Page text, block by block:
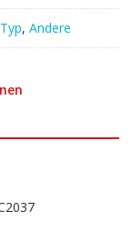
, Andere